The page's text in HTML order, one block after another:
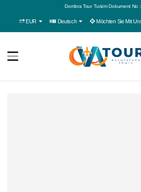
Dombra Tour Turizm Dokument No
EUR Deutsch Möchten Sie Mit